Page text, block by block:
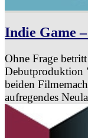
Indie Game
Ohne Frage
Debutproduktion
beiden
aufregendes